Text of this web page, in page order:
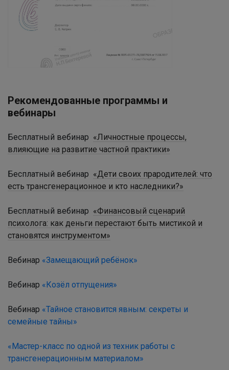
Рекомендованные программы и
вебинары
Бесплатный вебинар «Личностные процессы,
влияющие на развитие частной практики»
Бесплатный вебинар «Дети своих прародителей: что
есть трансгенерационное и кто наследники?»
Бесплатный вебинар «Финансовый сценарий
психолога: как деньги перестают быть мистикой и
становятся инструментом»
Вебинар «Замещающий ребёнок»
Вебинар «Козёл отпущения»
Вебинар «Тайное становится явным: секреты и
семейные тайны»
«Мастер-класс по одной из техник работы с
трансгенерационным материалом»